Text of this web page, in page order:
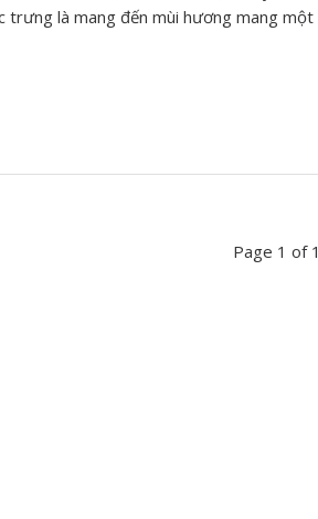
trưng là mang đến mùi hương mang một
Page 1 of 1